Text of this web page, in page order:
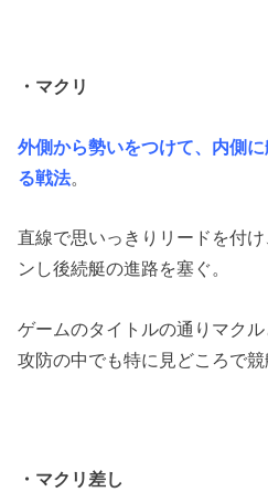
・マクリ
外側から勢いをつけて、内側
る戦法。
直線で思いっきりリードを付
ンし後続艇の進路を塞ぐ。
ゲームのタイトルの通りマク
攻防の中でも特に見どころで競
・マクリ差し